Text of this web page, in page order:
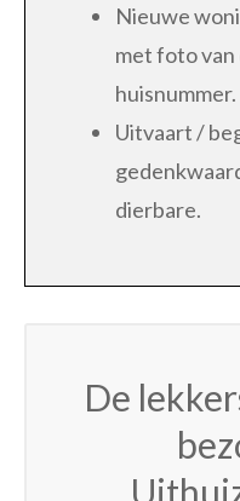
Nieuwe
met foto
huisnummer.
Uitvaart /
dierbare.
De